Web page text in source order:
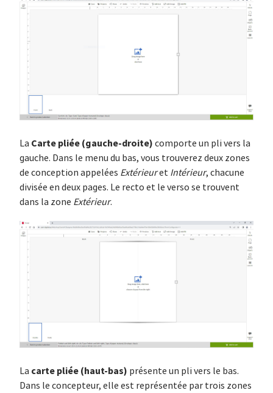
La Carte pliée (gauche-droite) comporte un pli vers la
gauche. Dans le menu du bas, vous trouverez deux zones
de conception appelées Extérieuret Intérieur, chacune
divisée en deux pages. Le recto et le verso se trouvent
dans la zone Extérieur.
La carte pliée (haut-bas) présente un pli vers le bas.
Dans le concepteur, elle est représentée par trois zones